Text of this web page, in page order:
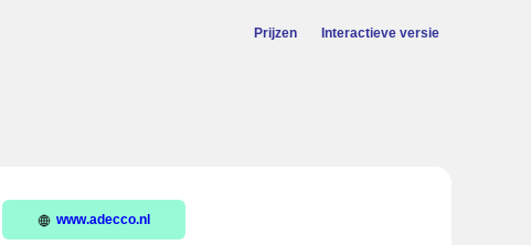
Prijzen Interactieve versie
www.adecco.nl